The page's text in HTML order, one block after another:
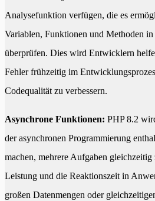
Analysefunktion verfügen, die es
Variablen, Funktionen und Methoden in
überprüfen. Dies wird Entwicklern
Fehler frühzeitig im
Codequalität zu verbessern.
Asynchrone Funktionen: PHP 8.2
der asynchronen Programmierung
machen, mehrere Aufgaben
Leistung und die Reaktionszeit in
großen Datenmengen oder